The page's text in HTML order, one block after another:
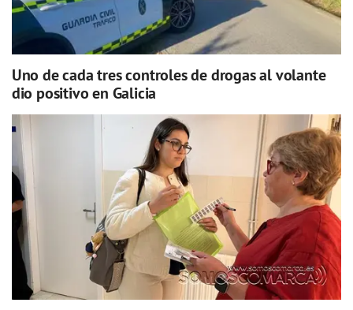
Uno de cada tres controles de drogas al volante
dio positivo en Galicia